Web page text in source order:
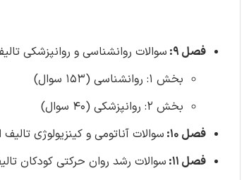
فصل 9:
سوالات روانشناسی و روانپزشکی
بخش 1: روانشناسی (153 سوال)
بخش 2: روانپزشکی (40 سوال)
فصل 10:
سوالات آناتومی و کینزیولوژی تالیف ایران
فصل 11:
سوالات رشد روان حرکتی کودکان تالیف